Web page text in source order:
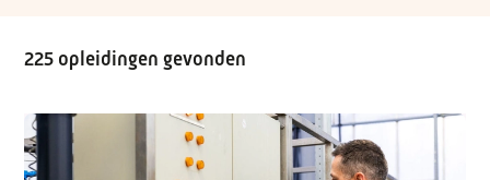
225 opleidingen gevonden